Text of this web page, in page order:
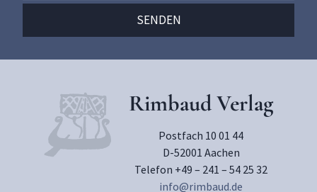
Rimbaud Verlag
Postfach 10 01 44
D-52001 Aachen
Telefon +49 – 241 – 54 25 32
info@rimbaud.de